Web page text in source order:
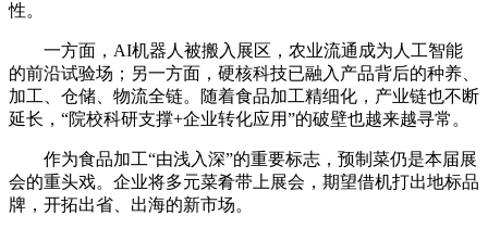
性。
一方面，AI机器人被搬入展区，农业流通成为人工智能
的前沿试验场；另一方面，硬核科技已融入产品背后的种养、
加工、仓储、物流全链。随着食品加工精细化，产业链也不断
延长，“院校科研支撑+企业转化应用”的破壁也越来越寻常。
作为食品加工“由浅入深”的重要标志，预制菜仍是本届展
会的重头戏。企业将多元菜肴带上展会，期望借机打出地标品
牌，开拓出省、出海的新市场。